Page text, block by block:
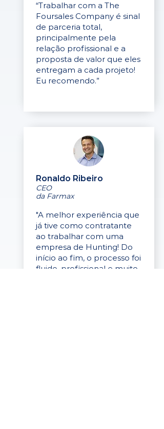
“Trabalhar com a The
Foursales Company é sinal
de parceria total,
principalmente pela
relação profissional e a
proposta de valor que eles
entregam a cada projeto!
Eu recomendo.”
Ronaldo Ribeiro
CEO
da Farmax
"A melhor experiência que
já tive como contratante
ao trabalhar com uma
empresa de Hunting! Do
início ao fim, o processo foi
fluido, profissional e muito